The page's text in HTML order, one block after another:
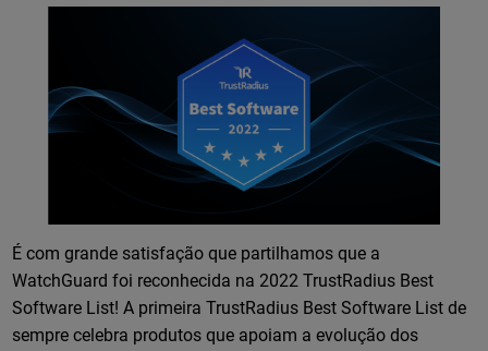
É com grande satisfação que partilhamos que a
WatchGuard foi reconhecida na 2022 TrustRadius Best
Software List! A primeira TrustRadius Best Software List de
sempre celebra produtos que apoiam a evolução dos